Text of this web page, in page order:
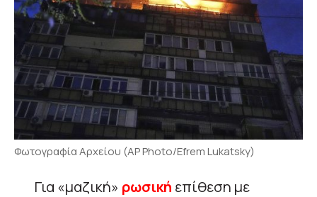
Φωτογραφία Αρχείου (AP Photo/Efrem Lukatsky)
Για «μαζική» ρωσική επίθεση με